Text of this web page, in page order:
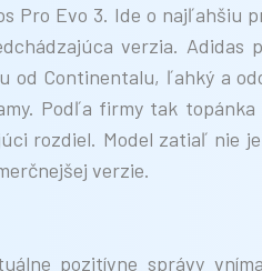
Pro Evo 3. Ide o najľahšiu
verzia. Adidas
od Continentalu, ľahký a
Podľa firmy tak topánka
rozdiel. Model zatiaľ nie
verzie.
pozitívne správy